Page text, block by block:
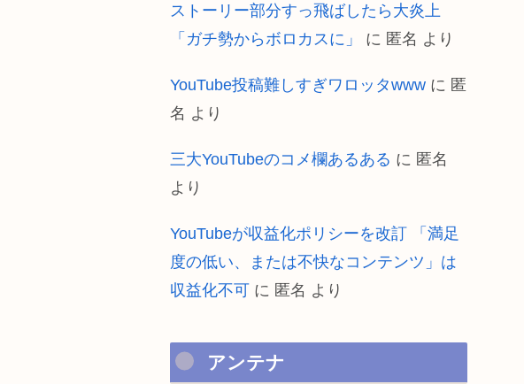
ストーリー部分すっ飛ばしたら大炎上
「ガチ勢からボロカスに」
に 匿名 より
YouTube投稿難しすぎワロッタwww に 匿
名 より
三大YouTubeのコメ欄あるある に 匿名
より
YouTubeが収益化ポリシーを改訂 「満足
度の低い、または不快なコンテンツ」は
収益化不可 に 匿名 より
アンテナ